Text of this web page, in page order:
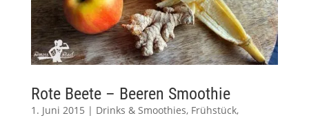
Rote Beete – Beeren Smoothie
1. Juni 2015 | Drinks & Smoothies, Frühstück,